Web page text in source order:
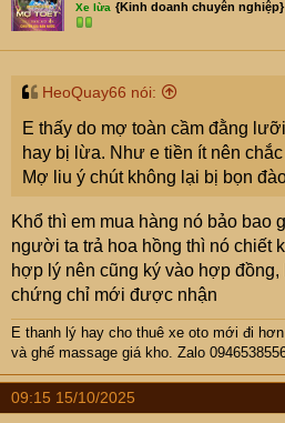
Xe lừa {Kinh doanh chuyên nghiệp}
HeoQuay66 nói:
E thấy do mợ toàn cầm đằng
hay bị lừa. Như e tiền ít nên
Mợ liu ý chút không lại bị bọn
Khổ thì em mua hàng nó bảo bao
người ta trả hoa hồng thì nó chiết
hợp lý nên cũng ký vào hợp
chứng chỉ mới được nhận
E thanh lý hay cho thuê xe oto mới đi
và ghế massage giá kho. Zalo
09:15 15/10/2025